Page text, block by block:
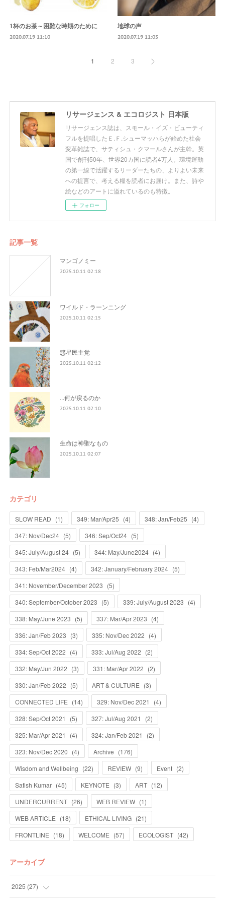
1杯のお茶～困難な時期のために
2020.07.19 11:10
地球の声
2020.07.19 11:05
1 2 3
リサージェンス & エコロジスト 日本版
リサージェンス誌は、スモール・イズ・ビューティ
フルを提唱したＥ.Ｆ.シューマッハらが始めた社会
変革雑誌で、サティシュ・クマールさんが主幹。英
国で創刊50年、世界20カ国に読者4万人。環境運動
の第一線で活躍するリーダーたちの、よりよい未来
への提言で、考える糧を読者にお届け。また、詩や
絵などのアートに溢れているのも特徴。
フォロー
記事一覧
マンゴノミー
2025.10.11 02:18
ワイルド・ラーンニング
2025.10.11 02:15
惑星民主党
2025.10.11 02:12
...何が戻るのか
2025.10.11 02:10
生命は神聖なもの
2025.10.11 02:07
カテゴリ
SLOW READ (1) 349: Mar/Apr25 (4) 348: Jan/Feb25 (4)
347: Nov/Dec24 (5) 346: Sep/Oct24 (5)
345: July/August 24 (5) 344: May/June2024 (4)
343: Feb/Mar2024 (4) 342: January/February 2024 (5)
341: November/December 2023 (5)
340: September/October 2023 (5) 339: July/August 2023 (4)
338: May/June 2023 (5) 337: Mar/Apr 2023 (4)
336: Jan/Feb 2023 (3) 335: Nov/Dec 2022 (4)
334: Sep/Oct 2022 (4) 333: Jul/Aug 2022 (2)
332: May/Jun 2022 (3) 331: Mar/Apr 2022 (2)
330: Jan/Feb 2022 (5) ART & CULTURE (3)
CONNECTED LIFE (14) 329: Nov/Dec 2021 (4)
328: Sep/Oct 2021
(5) 327: Jul/Aug 2021 (2)
325: Mar/Apr 2021
(4) 324: Jan/Feb 2021 (2)
323: Nov/Dec 2020 (4) Archive (176)
Wisdom and Wellbeing (22) REVIEW (9) Event (2)
Satish Kumar (45) KEYNOTE (3) ART (12)
UNDERCURRENT (26) WEB REVIEW (1)
WEB ARTICLE (18) ETHICAL LIVING (21)
FRONTLINE (18) WELCOME (57) ECOLOGIST (42)
アーカイブ
2025 (27)